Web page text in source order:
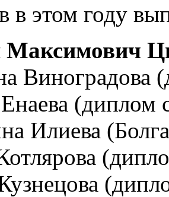
в этом году
Виноградова
(диплом
Илиева